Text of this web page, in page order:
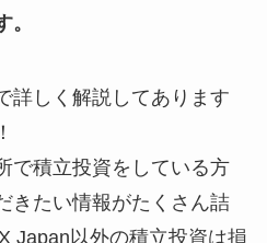
詳しく解説してあります
で積立投資をしている方
きたい情報がたくさん詰
Japan以外の積立投資は損